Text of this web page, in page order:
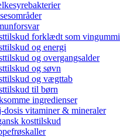
forklædt som vingummi
og energi
og overgangsalder
og søvn
og vægttab
til børn
ingredienser
dosis vitaminer & mineraler
kosttilskud